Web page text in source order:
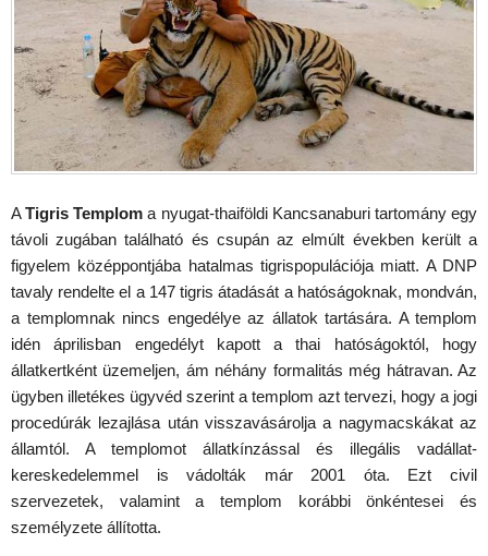
ATigris Templom a nyugat-thaiföldi Kancsanaburi tartomány egy
távoli zugában található és csupán az elmúlt években került a
figyelem középpontjába hatalmas tigrispopulációja miatt. A DNP
tavaly rendelte el a 147 tigris átadását a hatóságoknak, mondván,
a templomnak nincs engedélye az állatok tartására. A templom
idén áprilisban engedélyt kapott a thai hatóságoktól, hogy
állatkertként üzemeljen, ám néhány formalitás még hátravan. Az
ügyben illetékes ügyvéd szerint a templom azt tervezi, hogy a jogi
procedúrák lezajlása után visszavásárolja a nagymacskákat az
államtól. A templomot állatkínzással és illegális vadállat-
kereskedelemmel is vádolták már 2001 óta. Ezt civil
szervezetek, valamint a templom korábbi önkéntesei és
személyzete állította.